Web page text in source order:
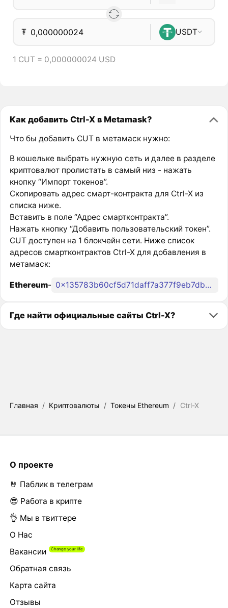
₮ USDT
1 CUT = 0,000000024 USD
Как добавить Ctrl-X в Metamask?
Что бы добавить CUT в метамаск нужно:
В кошельке выбрать нужную сеть и далее в разделе
криптовалют пролистать в самый низ - нажать
кнопку “Импорт токенов”.
Скопировать адрес смарт-контракта для Ctrl-X из
списка ниже.
Вставить в поле “Адрес смартконтракта”.
Нажать кнопку “Добавить пользовательский токен”.
CUT доступен на 1 блокчейн сети. Ниже список
адресов смартконтрактов Ctrl-X для добавления в
метамаск:
Ethereum- 0x135783b60cf5d71daff7a377f9eb7db8d2deab9e
Где найти официальные сайты Ctrl-X?
Главная / Криптовалюты / Токены Ethereum / Ctrl-X
О проекте
🤘 Паблик в телеграм
😎 Работа в крипте
👌 Мы в твиттере
О Нас
Вакансии
Обратная связь
Карта сайта
Отзывы